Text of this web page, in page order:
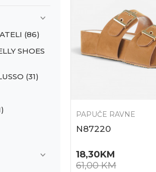
(86)
SHOES
(31)
PAPUČE RAVNE
N87220
18,30KM
61,00KM